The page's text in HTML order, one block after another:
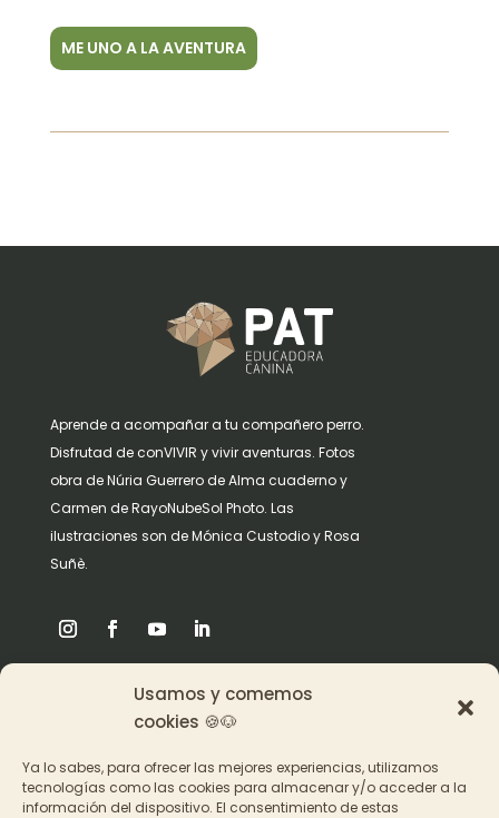
Usamos y comemos
cookies 🍪🐶
Ya lo sabes, para ofrecer las mejores experiencias, utilizamos
tecnologías como las cookies para almacenar y/o acceder a la
información del dispositivo. El consentimiento de estas
ME UNO A LA AVENTURA
Aprende a acompañar a tu compañero perro.
Disfrutad de conVIVIR y vivir aventuras. Fotos
obra de Núria Guerrero de Alma cuaderno y
Carmen de RayoNubeSol Photo. Las
ilustraciones son de Mónica Custodio y Rosa
Suñè.